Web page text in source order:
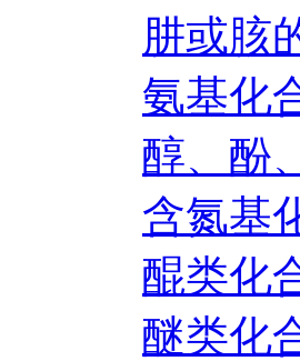
肼或胲
氨基化
醇、酚
含氮基
醌类化
醚类化